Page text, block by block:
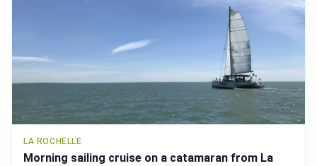
LA ROCHELLE
Morning sailing cruise on a catamaran from La